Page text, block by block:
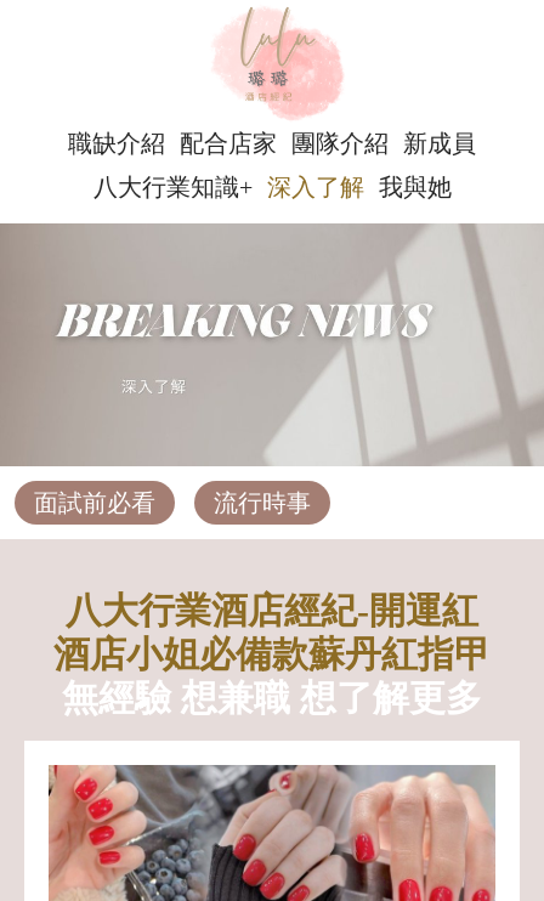
職缺介紹 配合店家 團隊介紹
新成員
八大行業知識+ 深入了解 我與她
面試前必看 流行時事
八大行業酒店經紀-開運紅
酒店小姐必備款蘇丹紅指甲
無經驗 想兼職 想了解更多